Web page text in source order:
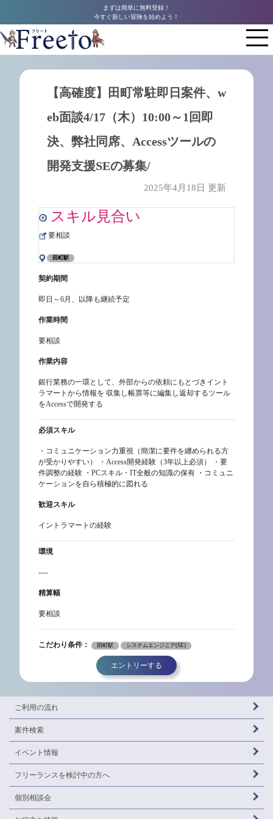
まずは簡単に無料登録！
今すぐ新しい冒険を始めよう！
【高確度】田町常駐即日案件、w
eb面談4/17（木）10:00～1回即
決、弊社同席、Accessツールの
開発支援SEの募集/
2025年4月18日 更新
スキル見合い
要相談
田町駅
契約期間
即日～6月、以降も継続予定
作業時間
要相談
作業内容
銀行業務の一環として、外部からの依頼にもとづきイント
ラマートから情報を 収集し帳票等に編集し返却するツール
をAccessで開発する
必須スキル
・コミュニケーション力重視（簡潔に要件を纏められる方
が受かりやすい） ・Access開発経験（3年以上必須） ・要
件調整の経験 ・PCスキル・IT全般の知識の保有 ・コミュニ
ケーションを自ら積極的に図れる
歓迎スキル
イントラマートの経験
環境
----
精算幅
要相談
こだわり条件： 田町駅 システムエンジニア(SE)
エントリーする
ご利用の流れ
案件検索
イベント情報
フリーランスを検討中の方へ
個別相談会